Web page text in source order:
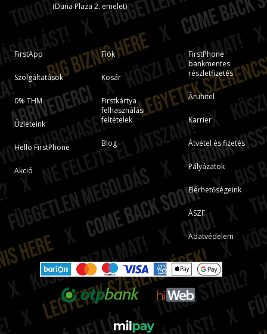
FirstApp
Szolgáltatások
0% THM
Üzleteink
Hello FirstPhone
Akció
Fiók
Kosár
Firstkártya
felhasználási
feltételek
Blog
FirstPhone
bankmentes
részletfizetés
Áruhitel
Karrier
Átvétel és fizetés
Pályázatok
Elérhetőségeink
ÁSZF
Adatvédelem
(Duna Plaza 2. emelet)